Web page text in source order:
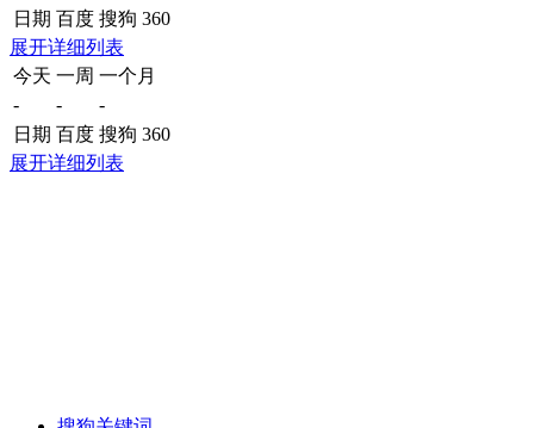
日期 百度 搜狗 360
展开详细列表
今天 一周 一个月
-
-
-
日期 百度 搜狗 360
展开详细列表